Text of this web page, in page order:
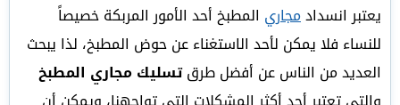
يعتبر انسدادمجاري المطبخ أحد الأمور المربكة خصيصاً
للنساء فلا يمكن لأحد الاستغناء عن حوض المطبخ، لذا يبحث
العديد من الناس عن أفضل طرقتسليك مجاري المطبخ